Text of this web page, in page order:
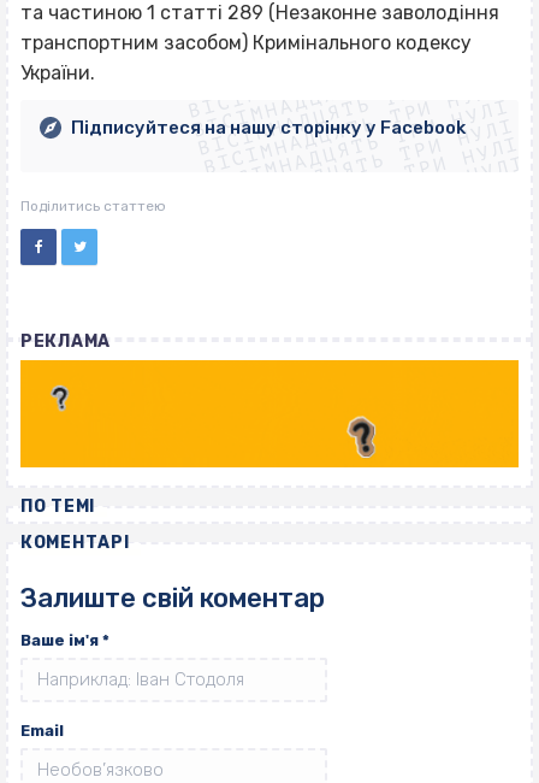
та частиною 1 статті 289 (Незаконне заволодіння
транспортним засобом) Кримінального кодексу
України.
ВІСІМНАДЦЯТЬ ТРИ НУЛІ
ВІСІМНАДЦЯТЬ ТРИ НУЛІ
ВІСІМНАДЦЯТЬ ТРИ НУЛІ
ВІСІМНАДЦЯТЬ ТРИ НУЛІ
ВІСІМНАДЦЯТЬ ТРИ НУЛІ
ВІСІМНАДЦЯТЬ ТРИ НУЛІ
ВІСІМНАДЦЯТЬ ТРИ НУЛІ
ВІСІМНАДЦЯТЬ ТРИ НУЛІ
Підписуйтеся на нашу сторінку у Facebook
Поділитись статтею
РЕКЛАМА
ПО ТЕМІ
КОМЕНТАРІ
Залиште свій коментар
Ваше ім'я *
Email